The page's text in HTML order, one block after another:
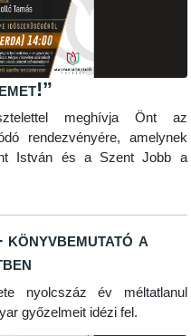
meghívja Önt az
rendezvényére, amelynek
István és a Szent Jobb a
a
nyolcszáz év méltatlanul
győzelmeit idézi fel.